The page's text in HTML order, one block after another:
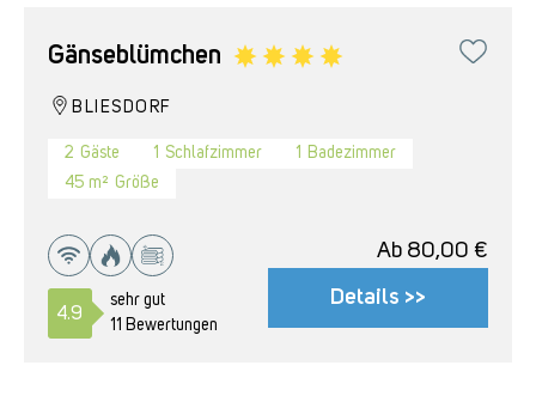
Gänseblümchen
BLIESDORF
2 Gäste 1 Schlafzimmer 1
Badezimmer
45 m² Größe
4.9
sehr gut
11 Bewertungen
Ab 80,00 €
Details >>